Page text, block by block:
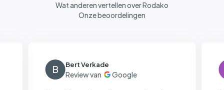
Wat anderen vertellen over Rodako
Onze beoordelingen
Bert Verkade
B